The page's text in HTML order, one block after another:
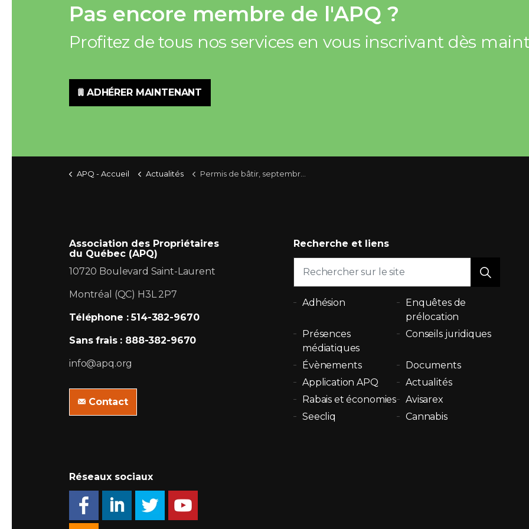
Pas encore membre de l'APQ ?
Profitez de tous nos services en vous inscrivant dès
ADHÉRER MAINTENANT
APQ - Accueil Actualités Permis de bâtir, septembre 2013
Association des Propriétaires
du Québec (APQ)
10720 Boulevard Saint-Laurent
Montréal (QC) H3L 2P7
Téléphone : 514-382-9670
Sans frais : 888-382-9670
info@apq.org
Contact
Recherche et liens
Adhésion
Enquêtes de
prélocation
Présences
médiatiques
Conseils juridiques
Évènements
Documents
Application APQ
Actualités
Rabais et économies
Avisarex
Seecliq
Cannabis
Réseaux sociaux